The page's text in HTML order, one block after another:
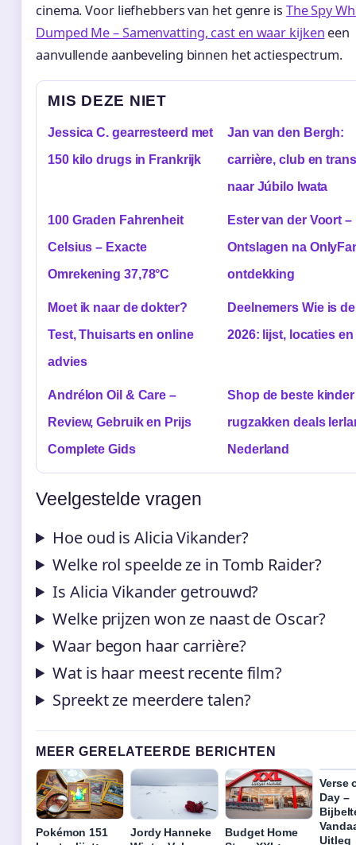
cinema. Voor liefhebbers van het genre is The Spy
Dumped Me – Samenvatting, cast en waar kijken een
aanvullende aanbeveling binnen het actiespectrum.
MIS DEZE NIET
Jessica C. gearresteerd met
150 kilo drugs in Frankrijk
Jan van den Bergh:
carrière, club en
naar Júbilo Iwata
100 Graden Fahrenheit
Celsius – Exacte
Omrekening 37,78°C
Ester van der Voort –
Ontslagen na
ontdekking
Moet ik naar de dokter?
Test, Thuisarts en online
advies
Deelnemers Wie is
2026: lijst, locaties
Andrélon Oil & Care –
Review, Gebruik en Prijs
Complete Gids
Shop de beste kinder
rugzakken deals
Nederland
Veelgestelde vragen
Hoe oud is Alicia Vikander?
Welke rol speelde ze in Tomb Raider?
Is Alicia Vikander getrouwd?
Welke prijzen won ze naast de Oscar?
Waar begon haar carrière?
Wat is haar meest recente film?
Spreekt ze meerdere talen?
MEER GERELATEERDE BERICHTEN
Pokémon 151
Jordy Hanneke
Budget Home
Verse
Day –
Uitleg